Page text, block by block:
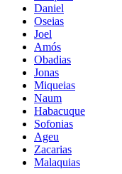
Daniel
Oseias
Joel
Amós
Obadias
Jonas
Miqueias
Naum
Habacuque
Sofonias
Ageu
Zacarias
Malaquias